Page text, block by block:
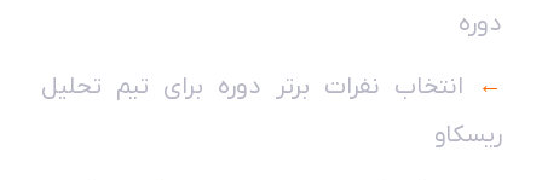
دوره
←
انتخاب نفرات برتر دوره برای تیم تحلیل
ریسکاو